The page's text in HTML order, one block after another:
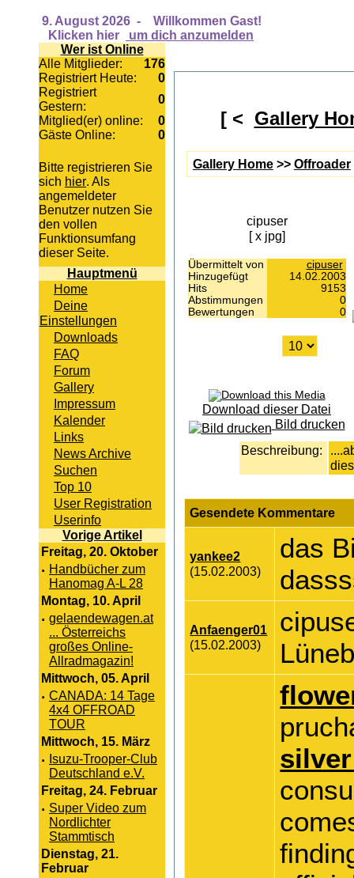
9. August 2026 -
Willkommen Gast!
Klicken hier
um dich anzumelden
Wer ist Online
Alle Mitglieder:
176
Registriert Heute:
0
Registriert
Gestern:
0
Mitglied(er) online:
0
Gäste Online:
0
Bitte registrieren Sie
sich hier. Als
angemeldeter
Benutzer nutzen Sie
den vollen
Funktionsumfang
dieser Seite.
Hauptmenü
Home
Deine
Einstellungen
Downloads
FAQ
Forum
Gallery
Impressum
Kalender
Links
News Archive
Suchen
Top 10
User Registration
Userinfo
Vorige Artikel
Freitag, 20. Oktober
· Handbücher zum
Hanomag A-L 28
Montag, 10. April
· gelaendewagen.at
... Österreichs
großes Online-
Allradmagazin!
Mittwoch, 05. April
· CANADA: 14 Tage
4x4 OFFROAD
TOUR
Mittwoch, 15. März
· Isuzu-Trooper-Club
Deutschland e.V.
Freitag, 24. Februar
· Super Video zum
Nordlichter
Stammtisch
Dienstag, 21.
Februar
[ < Gallery
Gallery Home>> Offroader
cipuser
[ x jpg]
Übermittelt von
cipuser
Hinzugefügt
14.02.2003
Hits
9153
Abstimmungen
0
Bewertungen
0
Download dieser Datei
Bild drucken
Beschreibung:
Gesendete Kommentare
yankee2
(15.02.2003)
das
Anfaenger01
(15.02.2003)